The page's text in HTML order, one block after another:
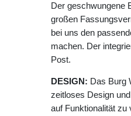
Der geschwungene
großen
bei uns den
machen. Der
Post.
DESIGN: Das Burg
zeitloses Design
auf Funktionalität zu